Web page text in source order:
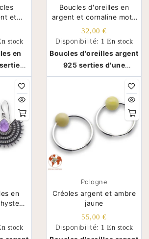
et
stock
en
Inde
Boucles d'oreilles en
argent et cornaline motif
infini
32,00 €
Disponibilité: 1 En stock
Boucles d'oreilles argent
925 serties d'une
cornaline - Inde
en
stock
Pologne
Créoles argent et ambre
jaune
55,00 €
Disponibilité: 1 En stock